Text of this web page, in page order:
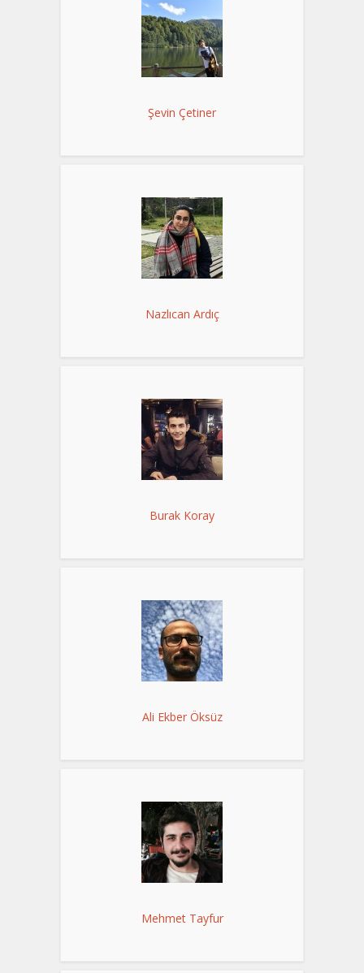
Şevin Çetiner
Nazlıcan Ardıç
Burak Koray
Ali Ekber Öksüz
Mehmet Tayfur